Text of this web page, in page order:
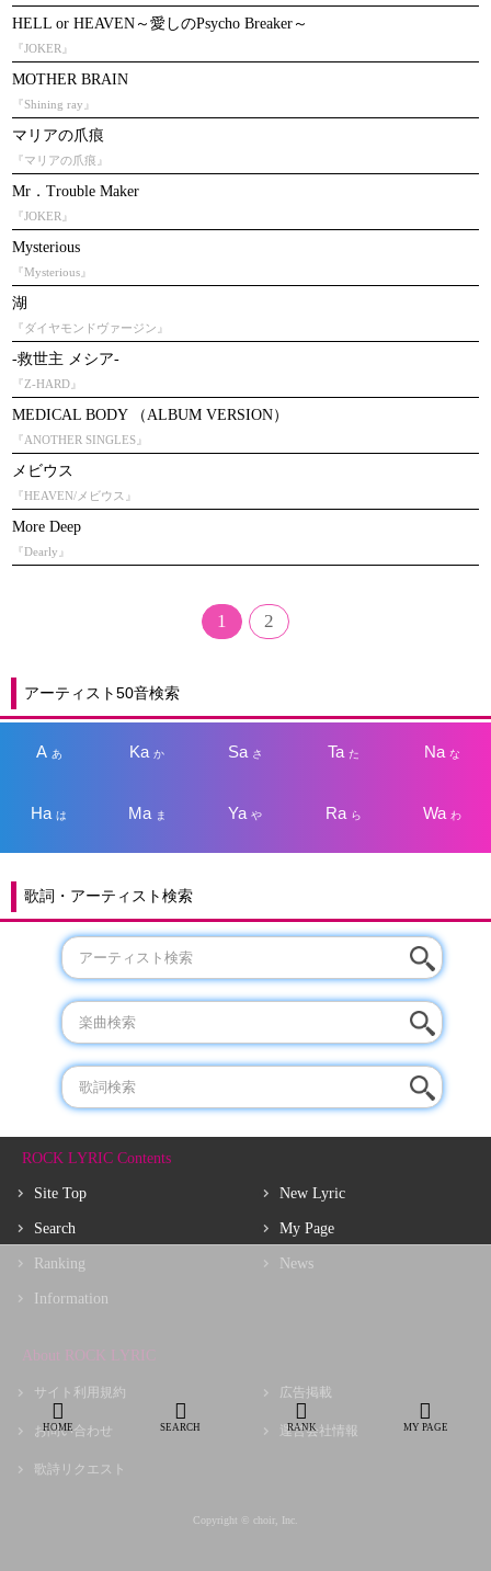
HELL or HEAVEN～愛しのPsycho Breaker～
『JOKER』
MOTHER BRAIN
『Shining ray』
マリアの爪痕
『マリアの爪痕』
Mr．Trouble Maker
『JOKER』
Mysterious
『Mysterious』
湖
『ダイヤモンドヴァージン』
-救世主 メシア-
『Z-HARD』
MEDICAL BODY （ALBUM VERSION）
『ANOTHER SINGLES』
メビウス
『HEAVEN/メビウス』
More Deep
『Dearly』
1 2
アーティスト50音検索
A あ Kaか Sa さ Taた Na な
Haは Ma ま Yaや Ra ら Wa わ
歌詞・アーティスト検索
ROCK LYRIC Contents
Site Top
Search
Ranking
Information
New Lyric
My Page
News
About ROCK LYRIC
サイト利用規約
お問い合わせ
歌詩リクエスト
広告掲載
運営会社情報
Copyright © choir, Inc.
HOME SEARCH RANK MY PAGE